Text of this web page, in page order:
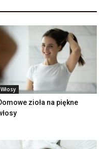
Włosy
zioła na piękne